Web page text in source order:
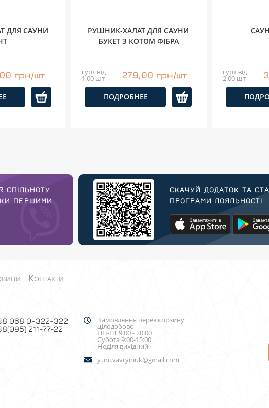
ДЛЯ САУНИ
грн/шт
РУШНИК-ХАЛАТ ДЛЯ САУНИ
БУКЕТ З КОТОМ ФІБРА
гурт від
1.00 шт 279,00 грн/шт
ПОДРОБНЕЕ
гурт від
2.00 шт
СПІЛЬНОТУ
ПЕРШИМИ
СКАЧУЙ ДОДАТОК ТА
ПРОГРАМИ ЛОЯЛЬНОСТІ
КОНТАКТИ
068 0-322-322
211-77-22
Замовлення через корзину
цілодобово
ПН-ПТ 9:00 - 20:00
Субота 9:00-15:00
Неділя вихідний
yurii.vavryniuk@gmail.com